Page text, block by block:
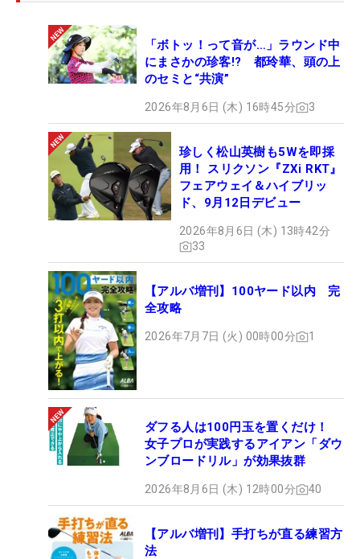
「ボトッ！って音が…」ラウンド中
にまさかの珍客!? 都玲華、頭の上
のセミと“共演”
2026年8月6日 (木) 16時45分 3
珍しく松山英樹も5Wを即採
用！ スリクソン『ZXi RKT』
フェアウェイ＆ハイブリッ
ド、9月12日デビュー
2026年8月6日 (木) 13時42分
33
【アルバ増刊】100ヤード以内 完
全攻略
2026年7月7日 (火) 00時00分 1
ダフる人は100円玉を置くだけ！
女子プロが実践するアイアン「ダウ
ンブロードリル」が効果抜群
2026年8月6日 (木) 12時00分 40
【アルバ増刊】手打ちが直る練習方
法